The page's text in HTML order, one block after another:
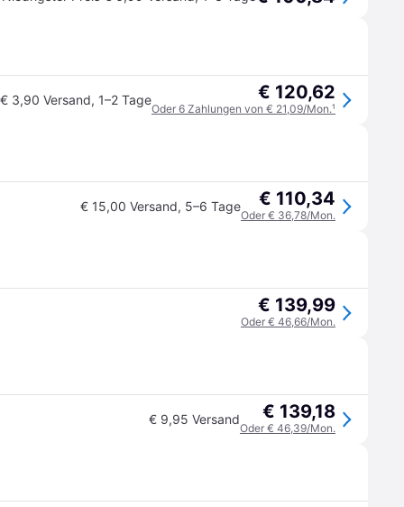
€ 3,90 Versand, 1–2 Tage € 120,62
Oder 6 Zahlungen von € 21,09/Mon.¹
€ 15,00 Versand, 5–6 Tage € 110,34
Oder € 36,78/Mon.
€ 139,99
Oder € 46,66/Mon.
€ 9,95 Versand € 139,18
Oder € 46,39/Mon.